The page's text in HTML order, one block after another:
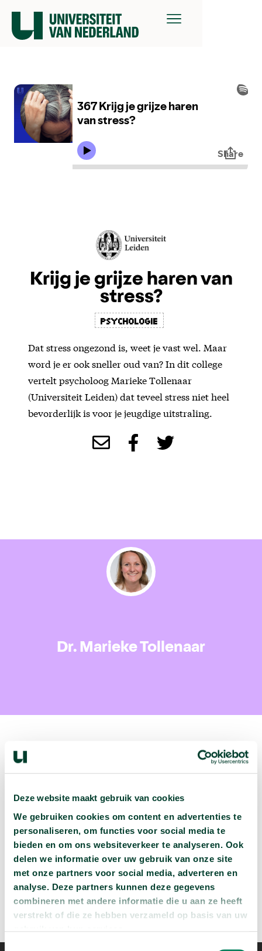
Deze website maakt gebruik van cookies
We gebruiken cookies om content en advertenties te
personaliseren, om functies voor social media te
bieden en om ons websiteverkeer te analyseren. Ook
delen we informatie over uw gebruik van onze site
met onze partners voor social media, adverteren en
analyse. Deze partners kunnen deze gegevens
combineren met andere informatie die u aan ze heeft
verstrekt of die ze hebben verzameld op basis van uw
Krijg je grijze haren van
stress?
psychologie
Dat stress ongezond is, weet je vast wel. Maar
word je er ook sneller oud van? In dit college
vertelt psycholoog Marieke Tollenaar
(Universiteit Leiden) dat teveel stress niet heel
bevorderlijk is voor je jeugdige uitstraling.
Dr. Marieke Tollenaar
Volgende podcast:
Wat zijn jouw naam en bsn-nummer waard?
Beluister deze podcast arrow_forward